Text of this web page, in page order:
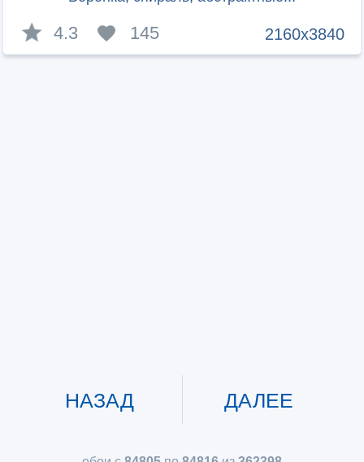
2160x3840
4.3 145
НАЗАД ДАЛЕЕ